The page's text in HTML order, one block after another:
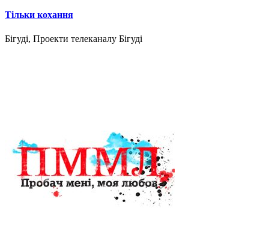
Тільки кохання
Бігуді, Проекти телеканалу Бігуді